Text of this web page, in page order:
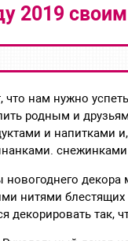
2019
что нам нужно
родным и
и напитками
нитями блестящих
декорировать